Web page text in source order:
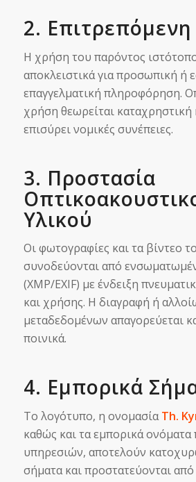
2.
Η χρήση του παρόντος
αποκλειστικά για προσωπική ή
επαγγελματική πληροφόρηση.
χρήση θεωρείται καταχρηστική
επισύρει νομικές συνέπειες.
3. Προστασία
Υλικού
Οι φωτογραφίες και τα βίντεο
συνοδεύονται από
(XMP/EXIF) με ένδειξη
και χρήσης. Η διαγραφή ή
μεταδεδομένων απαγορεύεται
ποινικά.
4. Εμπορικά
Το λογότυπο, η ονομασίαTh.
καθώς και τα εμπορικά
υπηρεσιών, αποτελούν
σήματα και προστατεύονται